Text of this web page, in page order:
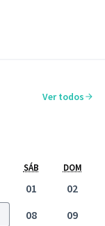
Ver todos
SÁB DOM
01
02
08
09